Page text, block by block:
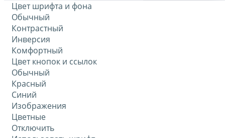
Цвет шрифта и фона
Обычный
Контрастный
Инверсия
Комфортный
Цвет кнопок и ссылок
Обычный
Красный
Синий
Изображения
Цветные
Отключить